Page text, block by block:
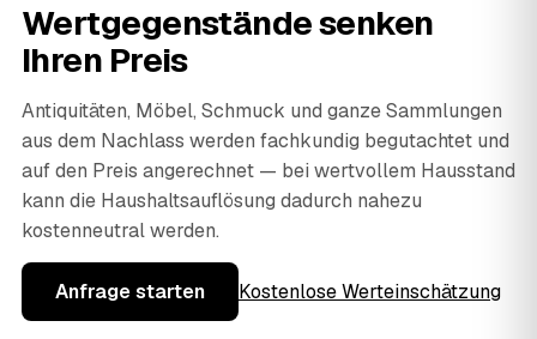
Wertgegenstände senken
Ihren Preis
Antiquitäten, Möbel, Schmuck und ganze Sammlungen
aus dem Nachlass werden fachkundig begutachtet und
auf den Preis angerechnet — bei wertvollem Hausstand
kann die Haushaltsauflösung dadurch nahezu
kostenneutral werden.
Anfrage starten Kostenlose Werteinschätzung